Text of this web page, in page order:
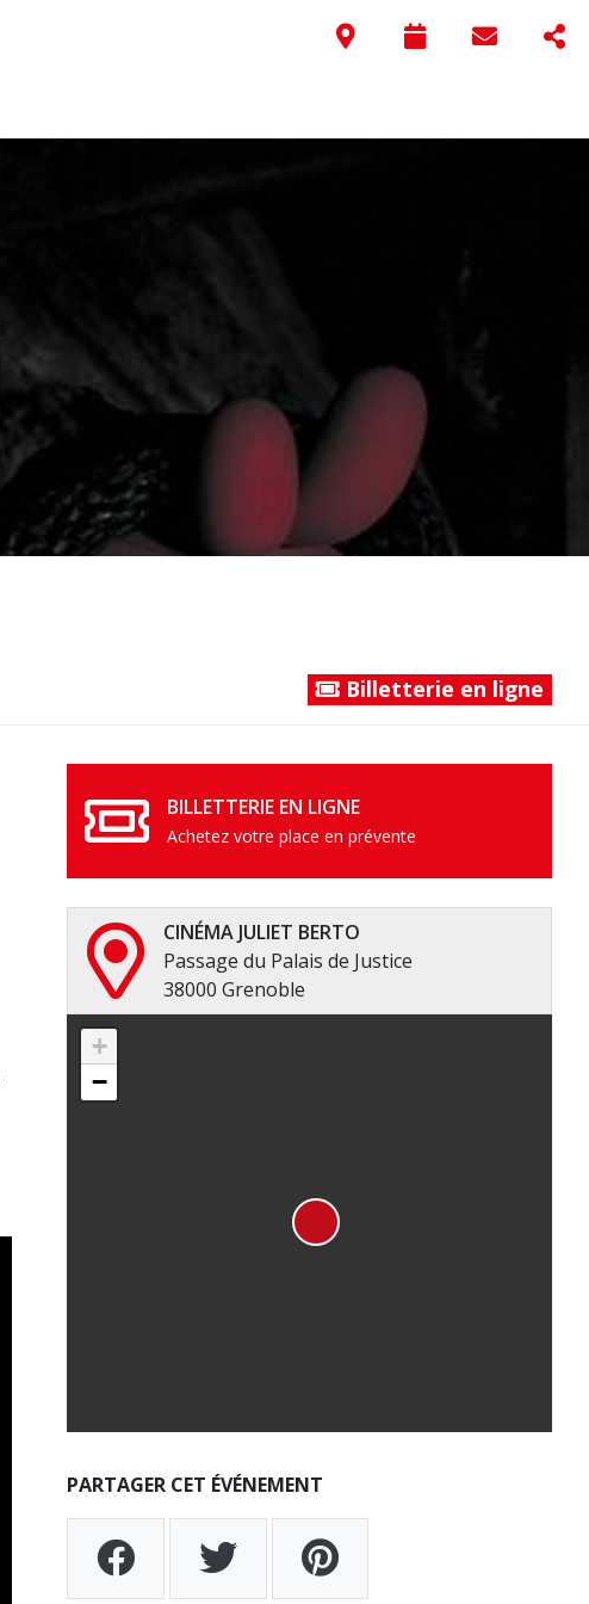
Billetterie en ligne
BILLETTERIE EN LIGNE
Achetez votre place en prévente
CINÉMA JULIET BERTO
Passage du Palais de Justice
38000 Grenoble
+
−
PARTAGER CET ÉVÉNEMENT